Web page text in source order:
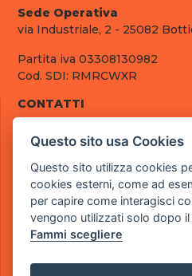
Sede Operativa
via Industriale, 2 - 25082
Partita iva 03308130982
Cod. SDI: RMRCWXR
CONTATTI
tel.: +39 030 376 2377
pec:
LINK UTILI
Chi siamo
Informazioni generali
Questo sito usa Cookies
Questo sito utilizza cookies
cookies esterni, come ad
per capire come interagisci
vengono utilizzati solo dopo
Fammi scegliere